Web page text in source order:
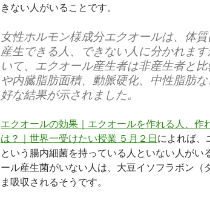
きない人がいることです。
女性ホルモン様成分エクオールは、体
産生できる人、できない人に分かれま
いて、エクオール産生者は非産生者と
や内臓脂肪面積、動脈硬化、中性脂肪
好な結果が示されました。
エクオールの効果｜エクオールを作れる人、作
は？｜世界一受けたい授業 ５月２日によれば、​
という腸内細菌を持っている人といない人がい
ール産生菌がいない人は、大豆イソフラボン（
ま吸収されるそうです。